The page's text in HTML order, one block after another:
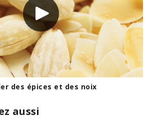
des épices et des noix
aussi